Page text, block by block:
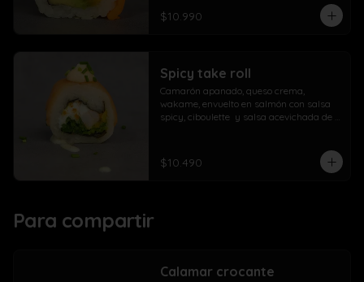
$10.990
Spicy take roll
Camarón apanado, queso crema,
wakame, envuelto en salmón con salsa
spicy, ciboulette  y salsa acevichada de
$10.490
Para compartir
Calamar crocante